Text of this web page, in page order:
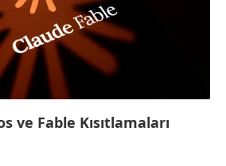
ve Fable Kısıtlamaları